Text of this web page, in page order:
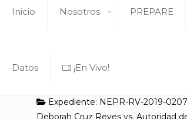
Inicio Nosotros PREPARE
Datos ¡En Vivo!
Expediente: NEPR-RV-2019-0207
Deborah Cruz Reyes vs. Autoridad